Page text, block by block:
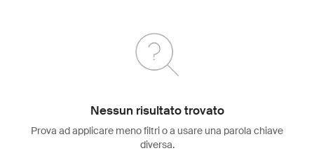
Nessun risultato trovato
Prova ad applicare meno filtri o a usare una parola chiave
diversa.